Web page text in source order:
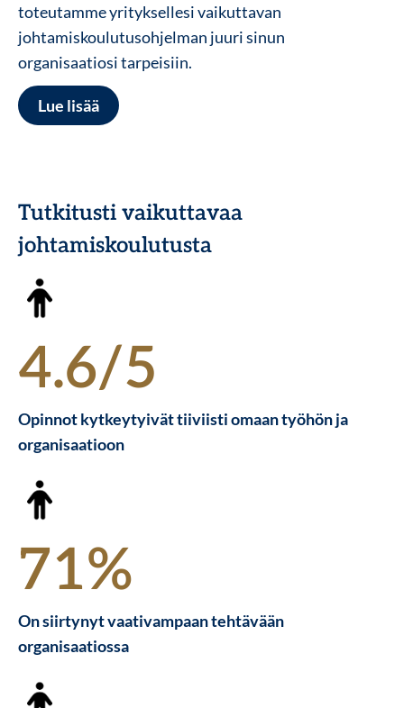
toteutamme yrityksellesi vaikuttavan
johtamiskoulutusohjelman juuri sinun
organisaatiosi tarpeisiin.
Lue lisää
Tutkitusti vaikuttavaa
johtamiskoulutusta
4.6/5
Opinnot kytkeytyivät tiiviisti omaan työhön ja
organisaatioon
71%
On siirtynyt vaativampaan tehtävään
organisaatiossa